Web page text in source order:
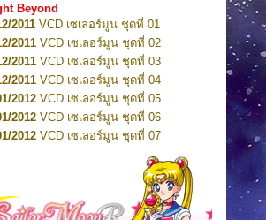
2016DVD เซเลอร์มูน คริสตัล VOL.2
2016 DVD เซเลอร์มูน คริสตัล VOL.3
2016 DVD เซเลอร์มูน คริสตัล VOL.4
2016 DVD เซเลอร์มูน คริสตัล VOL.5
2016 DVD เซเลอร์มูน คริสตัล VOL.6
2016DVD เซเลอร์มูน คริสตัล VOL.7
2016DVD เซเลอร์มูน คริสตัล VOL.8
2017 DVD เซเลอร์มูน คริสตัล Box-Set
Beyond
2011 VCD เซเลอร์มูน ชุดที่ 01
2011 VCD เซเลอร์มูน ชุดที่ 02
2011 VCD เซเลอร์มูน ชุดที่ 03
2011 VCD เซเลอร์มูน ชุดที่ 04
2012 VCD เซเลอร์มูน ชุดที่ 05
2012 VCD เซเลอร์มูน ชุดที่ 06
2012 VCD เซเลอร์มูน ชุดที่ 07
VCD เซเลอร์มูน ชุดที่ 08
VCD เซเลอร์มูน ชุดที่ 09
VCD เซเลอร์มูน ชุดที่ 10
2012VCD เซเลอร์มูน ชุดที่ 11